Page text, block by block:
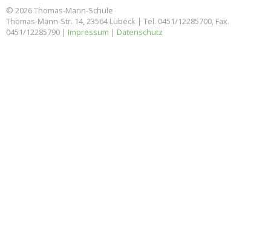
© 2026 Thomas-Mann-Schule
Thomas-Mann-Str. 14, 23564 Lübeck | Tel. 0451/12285700, Fax.
0451/12285790 | Impressum | Datenschutz